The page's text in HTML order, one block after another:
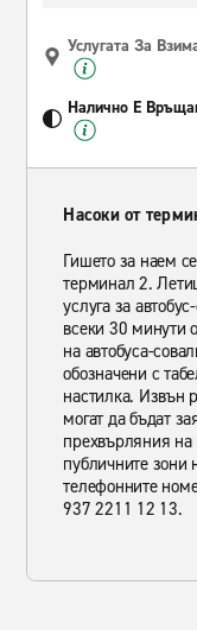
Услугата За
Налично Е
Насоки от
Гишето за наем
терминал 2.
услуга за
всеки 30 минути
на автобуса-
обозначени с
настилка. Извън
могат да бъдат
прехвърляния
публичните зони
телефонните
937 2211 12 13.